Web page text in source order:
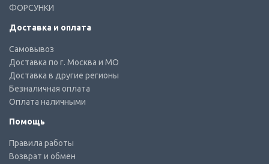
ФОРСУНКИ
Доставка и оплата
Самовывоз
Доставка по г. Москва и МО
Доставка в другие регионы
Безналичная оплата
Оплата наличными
Помощь
Правила работы
Возврат и обмен